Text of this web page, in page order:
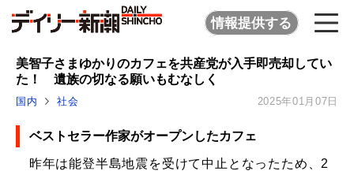
情報提供する
美智子さまゆかりのカフェを共産党が入手即売却してい
た！ 遺族の切なる願いもむなしく
国内 社会 2025年01月07日
ベストセラー作家がオープンしたカフェ
昨年は能登半島地震を受けて中止となったため、2